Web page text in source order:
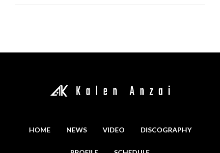
HOME NEWS VIDEO DISCOGRAPHY